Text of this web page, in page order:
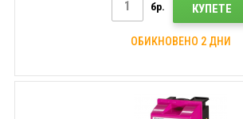
бр. КУПЕТЕ
ОБИКНОВЕНО 2 ДНИ